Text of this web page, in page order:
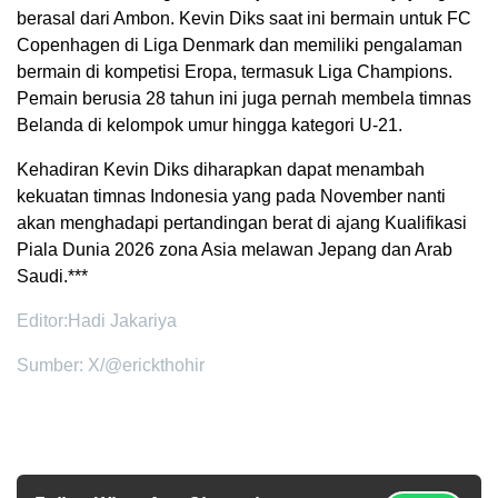
berasal dari Ambon. Kevin Diks saat ini bermain untuk FC
Copenhagen di Liga Denmark dan memiliki pengalaman
bermain di kompetisi Eropa, termasuk Liga Champions.
Pemain berusia 28 tahun ini juga pernah membela timnas
Belanda di kelompok umur hingga kategori U-21.
Kehadiran Kevin Diks diharapkan dapat menambah
kekuatan timnas Indonesia yang pada November nanti
akan menghadapi pertandingan berat di ajang Kualifikasi
Piala Dunia 2026 zona Asia melawan Jepang dan Arab
Saudi.***
Editor:Hadi Jakariya
Sumber: X/@erickthohir